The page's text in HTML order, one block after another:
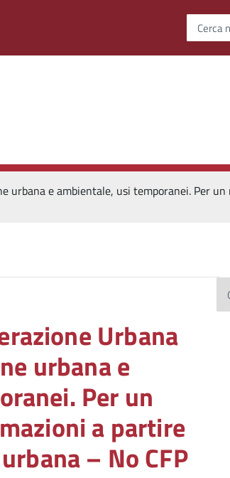
Cerca
e ambientale, usi temporanei. Per
Urbana
urbana e
Per un
a partire
– No CFP